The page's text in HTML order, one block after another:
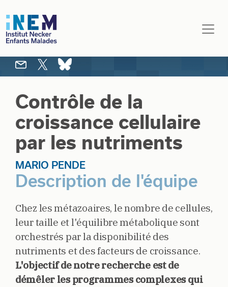
Aller au contenu principal
Contrôle de la
croissance cellulaire
par les nutriments
MARIO PENDE
Description de l'équipe
Chez les métazoaires, le nombre de cellules,
leur taille et l'équilibre métabolique sont
orchestrés par la disponibilité des
nutriments et des facteurs de croissance.
L'objectif de notre recherche est de
démêler les programmes complexes qui